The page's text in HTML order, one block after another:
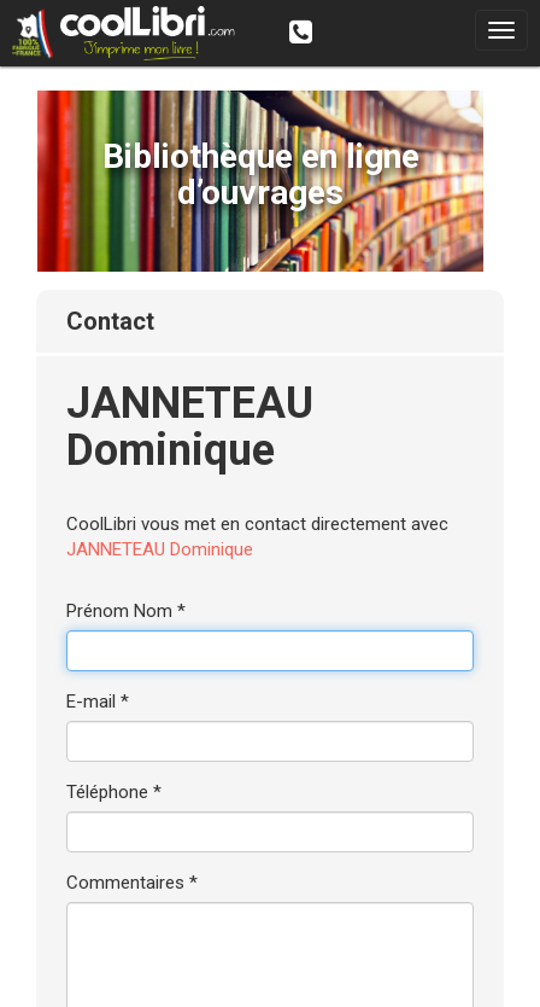
Bibliothèque en ligne
d’ouvrages
contact
JANNETEAU
Dominique
CoolLibri vous met en contact directement avec
JANNETEAU Dominique
Prénom Nom *
E-mail *
Téléphone *
Commentaires *